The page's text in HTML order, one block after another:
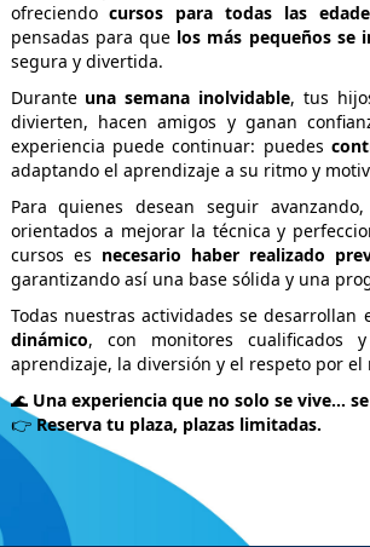
ofreciendocursos para todas las
pensadas para que los más pequeños se
segura y divertida.
Durante una semana inolvidable, tus
divierten, hacen amigos y ganan
experiencia puede continuar: puedes
adaptando el aprendizaje a su ritmo y
Para quienes desean seguir avanzando,
orientados a mejorar la técnica y
cursos es necesario haber realizado
garantizando así una base sólida y una
Todas nuestras actividades se desarrollan
dinámico, con monitores cualificados
aprendizaje, la diversión y el respeto por el
🌊 Una experiencia que no solo se vive…
👉Reserva tu plaza, plazas limitadas.